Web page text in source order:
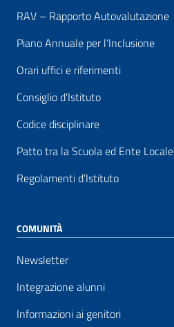
RAV – Rapporto Autovalutazione
Piano Annuale per l’Inclusione
Orari uffici e riferimenti
Consiglio d’Istituto
Codice disciplinare
Patto tra la Scuola ed Ente Locale
Regolamenti d’Istituto
COMUNITÀ
Newsletter
Integrazione alunni
Informazioni ai genitori